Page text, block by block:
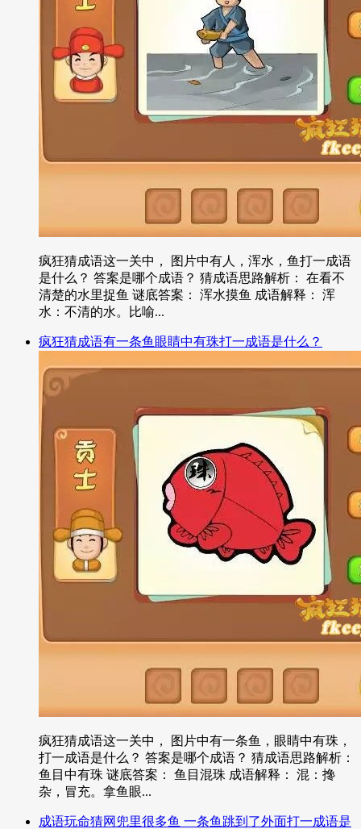
疯狂猜成语这一关中， 图片中有人，浑水，鱼打一成语
是什么？ 答案是哪个成语？ 猜成语思路解析： 在看不
清楚的水里捉鱼 谜底答案： 浑水摸鱼 成语解释： 浑
水：不清的水。比喻...
疯狂猜成语有一条鱼眼睛中有珠打一成语是什么？
疯狂猜成语这一关中， 图片中有一条鱼，眼睛中有珠，
打一成语是什么？ 答案是哪个成语？ 猜成语思路解析：
鱼目中有珠 谜底答案： 鱼目混珠 成语解释： 混：搀
杂，冒充。拿鱼眼...
成语玩命猜网兜里很多鱼 一条鱼跳到了外面打一成语是